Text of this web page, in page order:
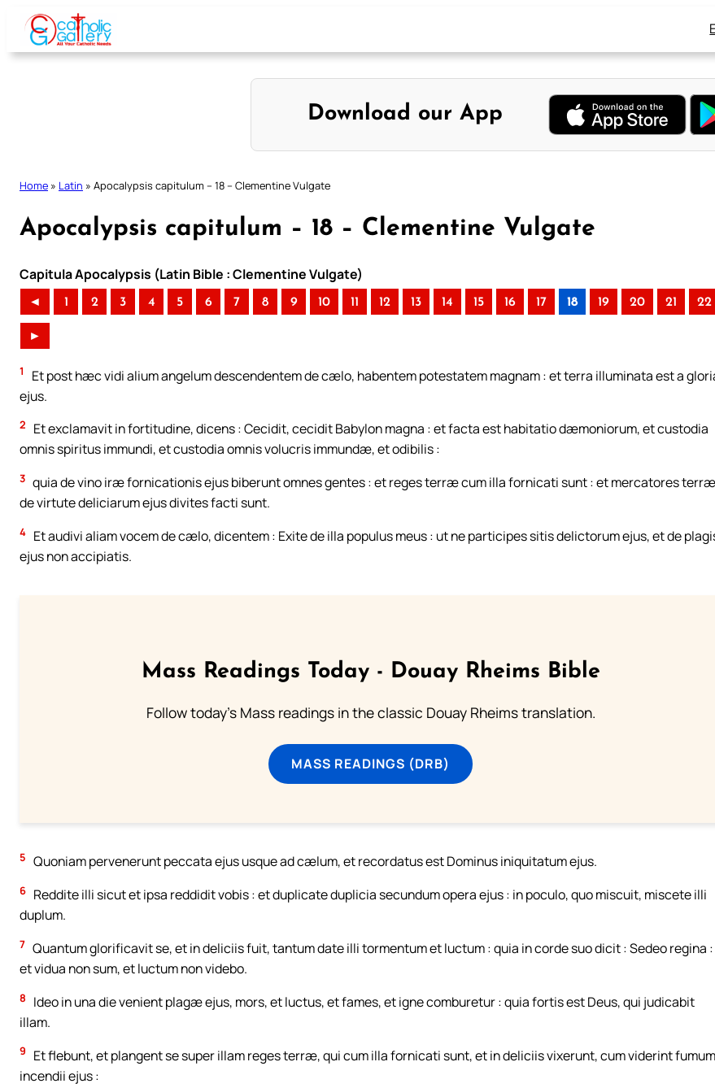
Skip
content
Download our App
Home » Latin » Apocalypsis capitulum – 18 – Clementine Vulgate
Apocalypsis capitulum – 18 – Clementine Vulgate
Capitula Apocalypsis (Latin Bible : Clementine Vulgate)
◄ 1 2 3 4 5 6 7 8 9 10 11 12 13 14 15 16 17 18 19 20 21 22
►
1
Et post hæc vidi alium angelum descendentem de cælo, habentem potestatem magnam : et terra illuminata est a
ejus.
2
Et exclamavit in fortitudine, dicens : Cecidit, cecidit Babylon magna : et facta est habitatio dæmoniorum, et custodia
omnis spiritus immundi, et custodia omnis volucris immundæ, et odibilis :
3 quia de vino iræ fornicationis ejus biberunt omnes gentes : et reges terræ cum illa fornicati sunt : et mercatores terræ
de virtute deliciarum ejus divites facti sunt.
4 Et audivi aliam vocem de cælo, dicentem : Exite de illa populus meus : ut ne participes sitis delictorum ejus, et de
ejus non accipiatis.
Mass Readings Today - Douay Rheims Bible
Follow today's Mass readings in the classic Douay Rheims translation.
MASS READINGS (DRB)
5 Quoniam pervenerunt peccata ejus usque ad cælum, et recordatus est Dominus iniquitatum ejus.
6 Reddite illi sicut et ipsa reddidit vobis : et duplicate duplicia secundum opera ejus : in poculo, quo miscuit, miscete illi
duplum.
7 Quantum glorificavit se, et in deliciis fuit, tantum date illi tormentum et luctum : quia in corde suo dicit : Sedeo regina :
et vidua non sum, et luctum non videbo.
8
Ideo in una die venient plagæ ejus, mors, et luctus, et fames, et igne comburetur : quia fortis est Deus, qui judicabit
illam.
9
Et flebunt, et plangent se super illam reges terræ, qui cum illa fornicati sunt, et in deliciis vixerunt, cum viderint fumum
incendii ejus :